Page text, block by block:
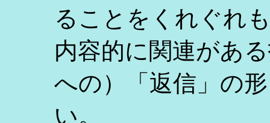
ることをくれぐれ
内容的に関連があ
への）「返信」の
い。